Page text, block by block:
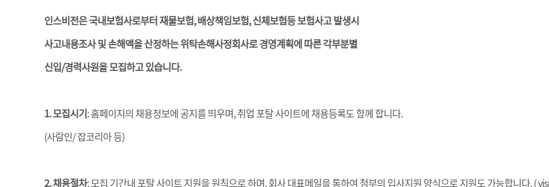
인스비전은 국내보험사로부터 재물보험, 배상책임보험, 신체보험등 보험사고 발생시
사고내용조사 및 손해액을 산정하는 위탁손해사정회사로 경영계획에 따른 각부분별
신입/경력사원을 모집하고 있습니다.
1. 모집시기: 홈페이지의 채용정보에 공지를 띄우며, 취업 포탈 사이트에 채용등록도 함께 합니다.
(사람인/ 잡코리아 등)
2. 채용절차: 모집 기간내 포탈 사이트 지원을 원칙으로 하며, 회사 대표메일을 통하여 첨부의 입사지원 양식으로 지원도 가능합니다. (